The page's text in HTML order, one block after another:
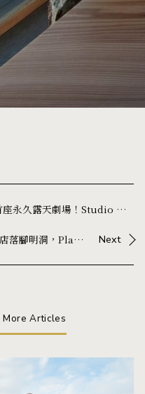
哈德遜河谷莎士比亞劇團首座永久露天劇場！Studio Gang 以木構空間框出襯有河谷美景的舞台
首爾美妝新地標！蘭芝全球首間旗艦店落腳明洞，Playlab 打造沉浸式體驗空間 Next
More Articles